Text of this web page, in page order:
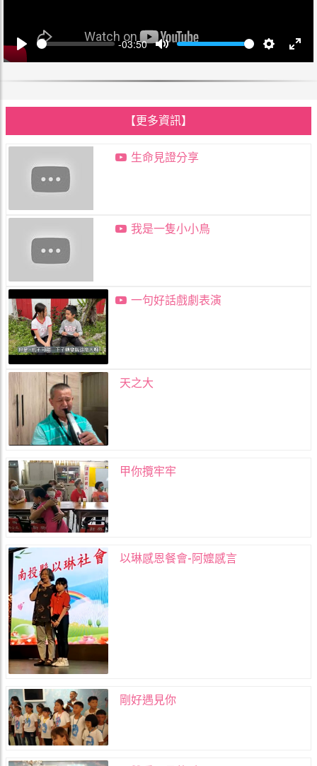
Play
Seek -03:50
Mute
Volume
Settings
【更多資訊】
生命見證分享
我是一隻小小鳥
一句好話戲劇表演
天之大
甲你攬牢牢
以琳感恩餐會-阿嬤感言
剛好遇見你